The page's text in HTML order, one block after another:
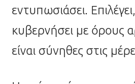
εντυπωσιάσει.
κυβερνήσει με όρους
είναι σύνηθες στις